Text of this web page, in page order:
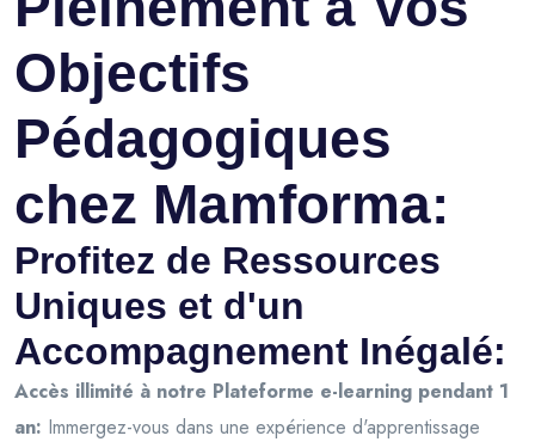
Objectifs
Pédagogiques
chez Mamforma:
Profitez de Ressources
Uniques et d'un
Accompagnement Inégalé:
Accès illimité à notre Plateforme e-learning pendant 1
an: Immergez-vous dans une expérience d'apprentissage